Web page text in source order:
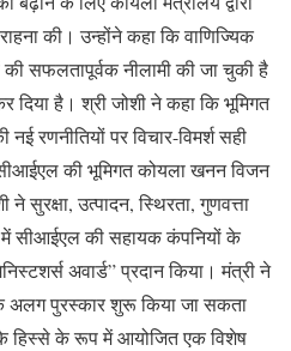
की। उन्होंने कहा कि वाणिज्यिक
सफलतापूर्वक नीलामी की जा चुकी है
है। श्री जोशी ने कहा कि भूमिगत
रणनीतियों पर विचार-विमर्श सही
की भूमिगत कोयला खनन विजन
सुरक्षा, उत्पादन, स्थिरता, गुणवत्ता
में सीआईएल की सहायक कंपनियों के
अवार्ड” प्रदान किया। मंत्री ने
अलग पुरस्कार शुरू किया जा सकता
हिस्से के रूप में आयोजित एक विशेष